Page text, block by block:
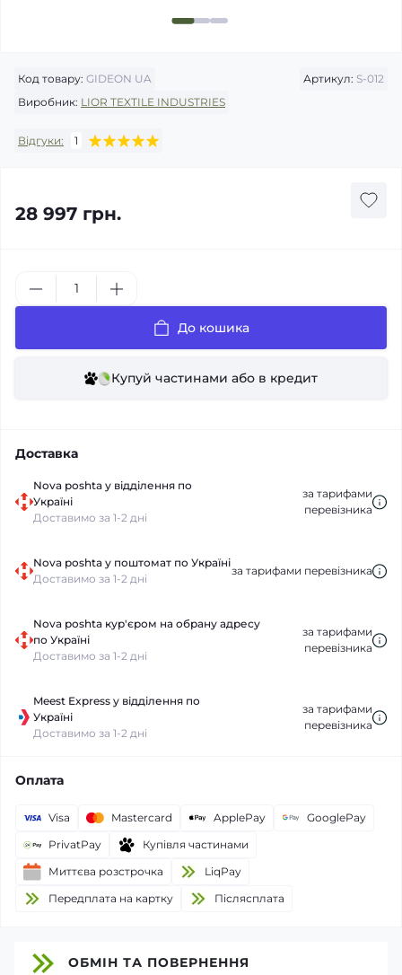
Код товару: GIDEON UA Артикул: S-012
Виробник: LIOR TEXTILE INDUSTRIES
Відгуки: 1
28 997 грн.
До кошика
Купуй частинами або в кредит
Доставка
Nova poshta у відділення по
Україні
Доставимо за 1-2 дні
за тарифами
перевізника
Nova poshta у поштомат по Україні
Доставимо за 1-2 дні
за тарифами перевізника
Nova poshta кур'єром на обрану адресу
по Україні
Доставимо за 1-2 дні
за тарифами
перевізника
Meest Express у відділення по
Україні
Доставимо за 1-2 дні
за тарифами
перевізника
Оплата
Visa Mastercard ApplePay
GooglePay
PrivatPay
Купівля частинами
Миттєва розстрочка
LiqPay
Передплата на картку
Пiслясплата
ОБМІН ТА ПОВЕРНЕННЯ